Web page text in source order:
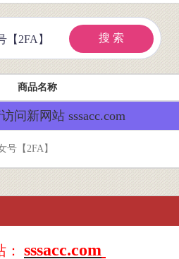
搜 索
商品名称
问新网站 sssacc.com
女号【2FA】
sssacc.com